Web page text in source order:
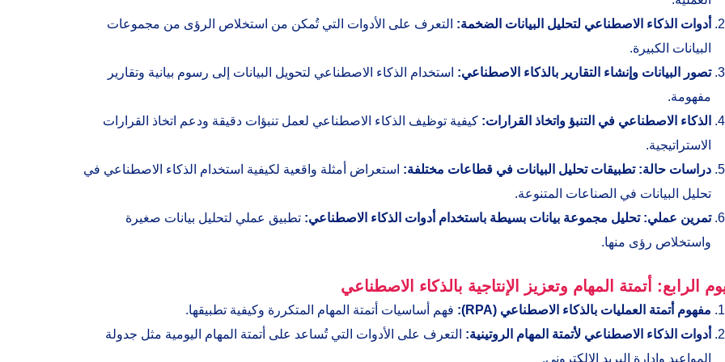
أدوات الذكاء الاصطناعي لتحليل البيانات الضخمة: التعرف على الأدوات التي تُمكن من استخلاص الرؤى من مجموعات
البيانات الكبيرة.
تصور البيانات وإنشاء التقارير بالذكاء الاصطناعي: استخدام الذكاء الاصطناعي لتحويل البيانات إلى رسوم بيانية وتقارير
مفهومة.
الذكاء الاصطناعي في التنبؤ واتخاذ القرارات: كيفية توظيف الذكاء الاصطناعي لعمل تنبؤات دقيقة ودعم اتخاذ القرارات
الاستراتيجية.
دراسات حالة: تطبيقات تحليل البيانات في قطاعات مختلفة: استعراض أمثلة واقعية لكيفية استخدام الذكاء الاصطناعي في
تحليل البيانات في الصناعات المتنوعة.
تمرين عملي: تحليل مجموعة بيانات بسيطة باستخدام أدوات الذكاء الاصطناعي: تطبيق عملي لتحليل بيانات صغيرة
واستخلاص رؤى منها.
الرابع: أتمتة المهام وتعزيز الإنتاجية بالذكاء الاصطناعي
مفهوم أتمتة العمليات بالذكاء الاصطناعي (RPA):
فهم أساسيات أتمتة المهام المتكررة وكيفية تطبيقها.
أدوات الذكاء الاصطناعي لأتمتة المهام الروتينية: التعرف على الأدوات التي تُساعد على أتمتة المهام اليومية مثل جدولة
المواعيد وإدارة البريد الإلكتروني.